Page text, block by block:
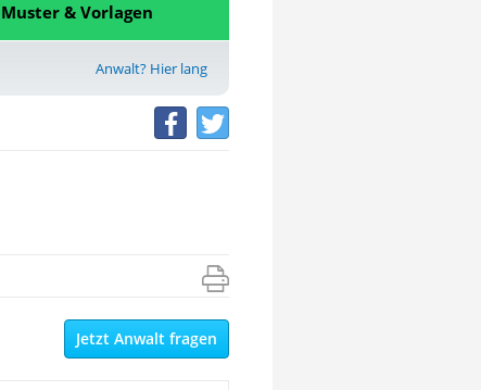
Muster & Vorlagen
Anwalt? Hier lang
Jetzt Anwalt fragen